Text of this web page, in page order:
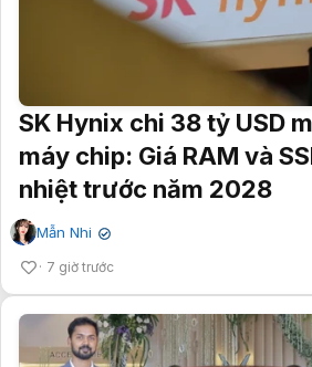
SK Hynix chi 38 tỷ USD
máy chip: Giá RAM và
nhiệt trước năm 2028
Mẫn Nhi ✔
7 giờ trước